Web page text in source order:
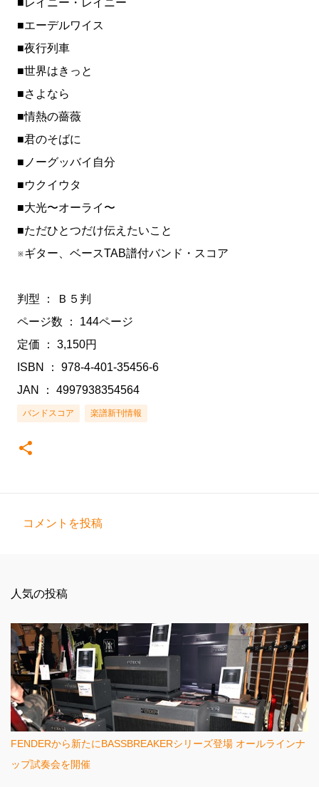
■レイニー・レイニー
■エーデルワイス
■夜行列車
■世界はきっと
■さよなら
■情熱の薔薇
■君のそばに
■ノーグッバイ自分
■ウクイウタ
■大光〜オーライ〜
■ただひとつだけ伝えたいこと
※ギター、ベースTAB譜付バンド・スコア
判型 ： Ｂ５判
ページ数 ： 144ページ
定価 ： 3,150円
ISBN ： 978-4-401-35456-6
JAN ： 4997938354564
バンドスコア 楽譜新刊情報
ト
コメントを投稿
人気の投稿
FENDERから新たにBASSBREAKERシリーズ登場 オールラインナ
ップ試奏会を開催